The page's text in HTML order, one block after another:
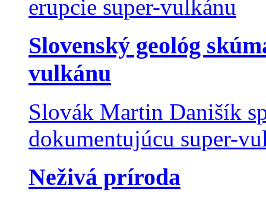
Slovenský geológ
vulkánu
Slovák Martin Danišík
dokumentujúcu super-
Neživá príroda